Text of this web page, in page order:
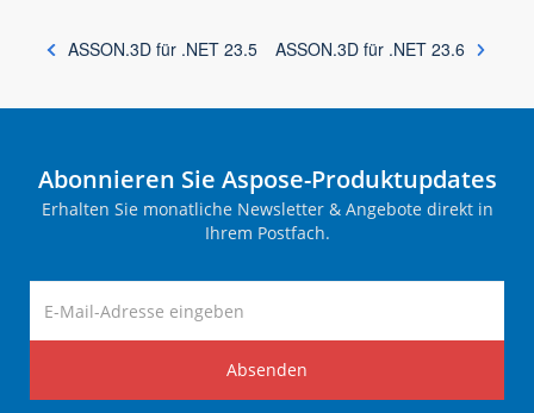
ASSON.3D für .NET 23.5 ASSON.3D für .NET 23.6
Abonnieren Sie Aspose-Produktupdates
Erhalten Sie monatliche Newsletter & Angebote direkt in
Ihrem Postfach.
Absenden